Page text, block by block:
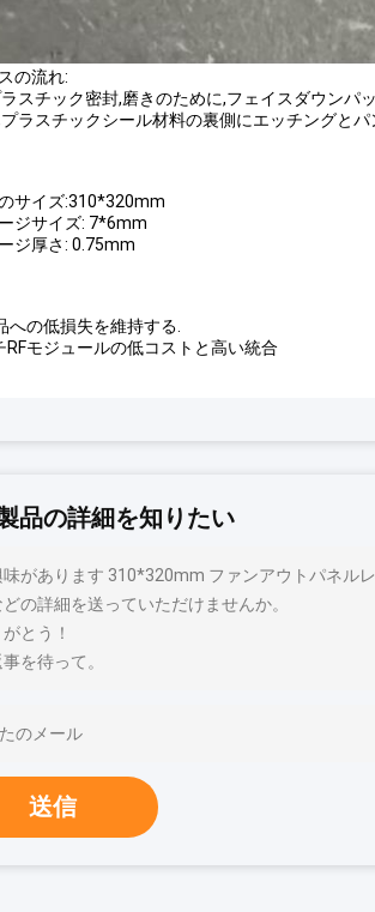
の流れ:
スチック密封,磨きのために,フェイスダウンパ
ラスチックシール材料の裏側にエッチングと
サイズ:310*320mm
ジサイズ: 7*6mm
ジ厚さ: 0.75mm
への低損失を維持する.
RFモジュールの低コストと高い統合
品の詳細を知りたい
があります 310*320mm ファンアウトパネル
の詳細を送っていただけませんか。
とう！
を待って。
送信